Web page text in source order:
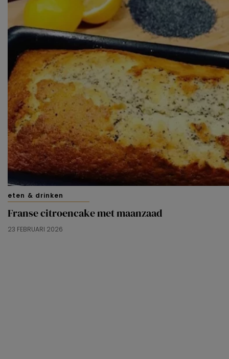
voorkeuren af te stemmen. Je kunt je voorkeuren
beheren via ‘Zelf instellen’. Klik je op ‘Accepteren en
doorgaan’ dan ga je akkoord met het gebruik van alle
cookies zoals omschreven in onzeCookieverklaring.
Merci!
eten & drinken
Franse citroencake met maanzaad
23 FEBRUARI 2026